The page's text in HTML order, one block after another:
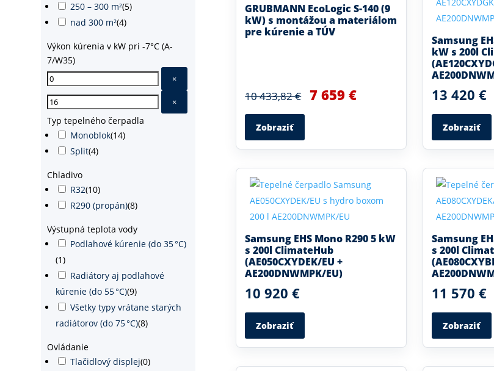
250 – 300 m²(5)
nad 300 m²(4)
Výkon kúrenia v kW pri -7°C (A-
7/W35)
×
×
Typ tepelného čerpadla
Monoblok(14)
Split(4)
Chladivo
R32(10)
R290 (propán)(8)
Výstupná teplota vody
Podlahové kúrenie (do 35 °C)
(1)
Radiátory aj podlahové
kúrenie (do 55 °C)(9)
Všetky typy vrátane starých
radiátorov (do 75 °C)(8)
Ovládanie
Tlačidlový displej(0)
GRUBMANN EcoLogic S-140 (9
kW) s montážou a materiálom
pre kúrenie a TÚV
10 433,82 € 7 659 €
Zobraziť
Samsung
kW s 200l
13 420 €
Zobraziť
Samsung EHS Mono R290 5 kW
s 200l ClimateHub
(AE050CXYDEK/EU +
AE200DNWMPK/EU)
10 920 €
Zobraziť
Samsung
s 200l
11 570 €
Zobraziť